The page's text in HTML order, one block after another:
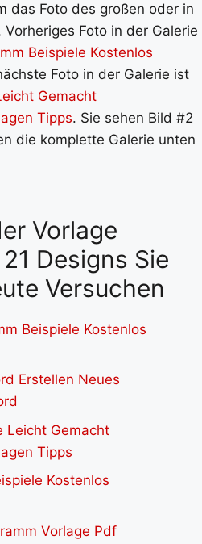
das Foto des großen oder in
Foto in der Galerie
Beispiele Kostenlos
Foto in der Galerie ist
Gemacht
Tipps. Sie sehen Bild #2
die komplette Galerie unten
Vorlage
Designs Sie
Versuchen